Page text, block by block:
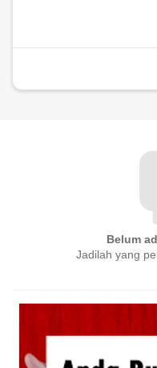
Belum
Jadilah yang